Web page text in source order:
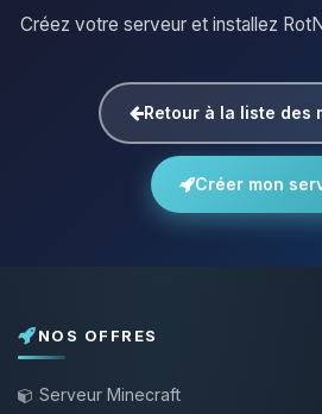
Créez votre serveur et installez
Retour à la liste des
Créer mon
NOS OFFRES
Serveur Minecraft